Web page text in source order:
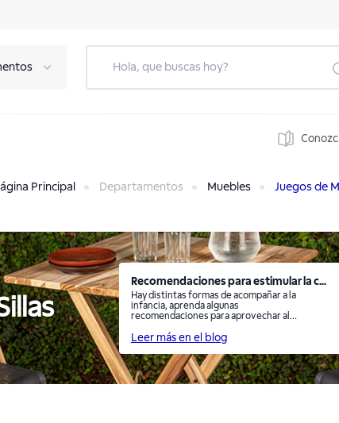
Principal Departamentos Muebles Juegos de
Recomendaciones para estimular la c...
Hay distintas formas de acompañar a la
infancia, aprenda algunas
recomendaciones para aprovechar al
Leer más en el blog